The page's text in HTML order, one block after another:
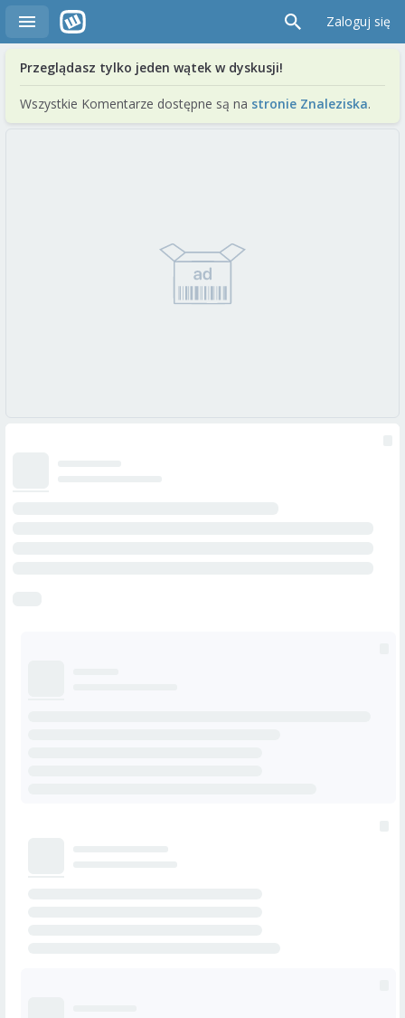
Zaloguj się
Przeglądasz tylko jeden wątek w dyskusji!
Wszystkie Komentarze dostępne są na stronie Znaleziska.